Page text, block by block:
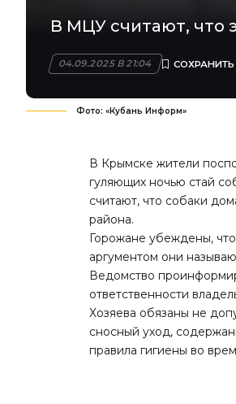
В МЦУ считают, что
04.09.2025 В 21:04
Фото: «Кубань Информ»
В Крымске жители
гуляющих ночью стай
считают, что собаки
района.
Горожане убеждены,
аргументом они
Ведомство
ответственности
Хозяева обязаны не
сносный уход,
правила гигиены во